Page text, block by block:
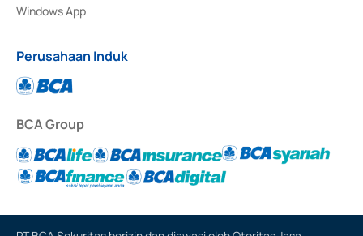
Windows App
Perusahaan Induk
BCA Group